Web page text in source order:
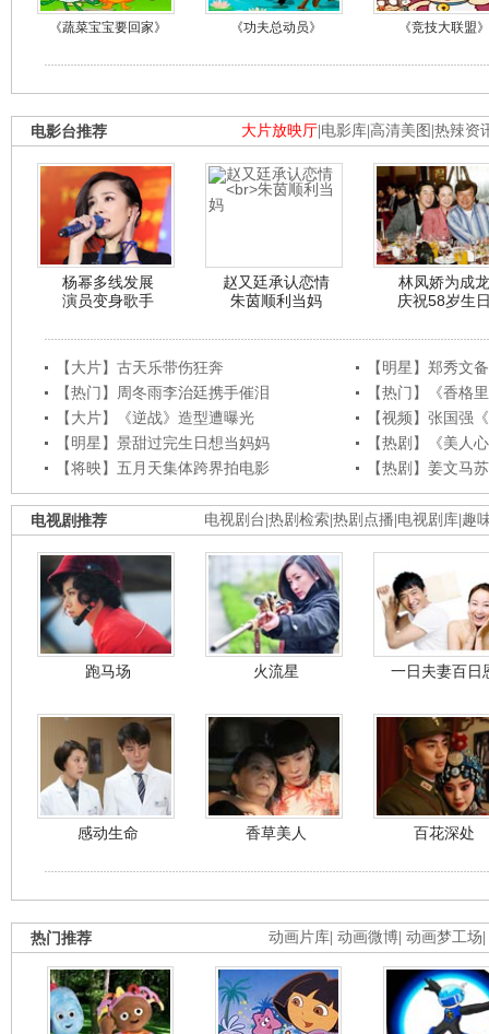
《蔬菜宝宝要回家》 《功夫总动员》 《竞技大联盟》
大片放映厅 电影库 高清美图 热辣资
电影台推荐
杨幂多线发展
演员变身歌手
赵又廷承认恋情
朱茵顺利当妈
林凤娇为成龙
庆祝58岁生
【大片】古天乐带伤狂奔
【明星】郑秀文
【热门】周冬雨李治廷携手催泪
【热门】《香格
【大片】《逆战》造型遭曝光
【视频】张国强
【明星】景甜过完生日想当妈妈
【热剧】《美人
【将映】五月天集体跨界拍电影
【热剧】姜文马
电视剧台 热剧检索 热剧点播 电视剧库 趣
电视剧推荐
跑马场 火流星 一日夫妻百日
感动生命 香草美人 百花深处
动画片库 动画微博 动画梦工场
热门推荐